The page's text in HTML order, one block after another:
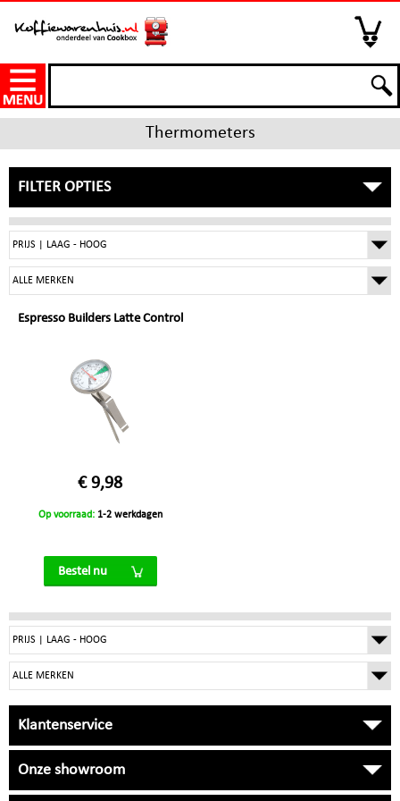
Thermometers
FILTER OPTIES
Espresso Builders Latte Control
€ 9,98
Op voorraad: 1-2 werkdagen
Bestel nu
Klantenservice
Onze showroom